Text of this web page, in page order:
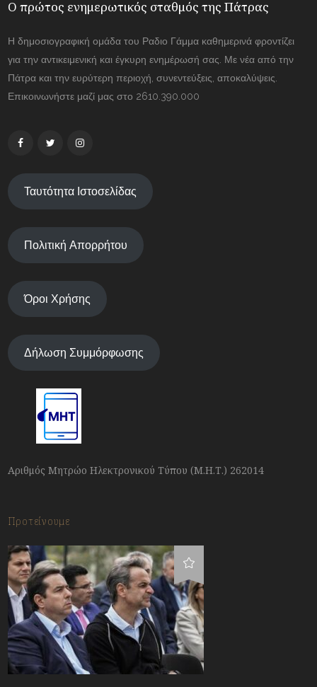
Ο πρώτος ενημερωτικός σταθμός της Πάτρας
Η δημοσιογραφική ομάδα του Ραδιο Γάμμα καθημερινά φροντίζει
για την αντικειμενική και έγκυρη ενημέρωσή σας. Με νέα από την
Πάτρα και την ευρύτερη περιοχή, συνεντεύξεις, αποκαλύψεις.
Επικοινωνήστε μαζί μας στο 2610.390.000
Ταυτότητα Ιστοσελίδας
Πολιτική Απορρήτου
Όροι Χρήσης
Δήλωση Συμμόρφωσης
Αριθμός Μητρώο Ηλεκτρονικού Τύπου (Μ.Η.Τ.) 262014
Προτείνουμε